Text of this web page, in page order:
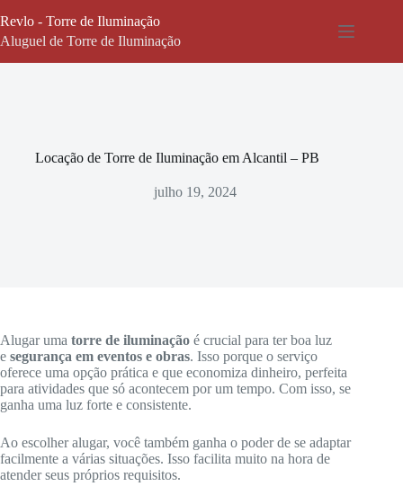
para
o
Revlo - Torre de Iluminação
Aluguel de Torre de Iluminação
Locação de Torre de Iluminação em Alcantil – PB
julho 19, 2024
Alugar uma torre de iluminação é crucial para ter boa luz
e segurança em eventos e obras. Isso porque o serviço
oferece uma opção prática e que economiza dinheiro, perfeita
para atividades que só acontecem por um tempo. Com isso, se
ganha uma luz forte e consistente.
Ao escolher alugar, você também ganha o poder de se adaptar
facilmente a várias situações. Isso facilita muito na hora de
atender seus próprios requisitos.